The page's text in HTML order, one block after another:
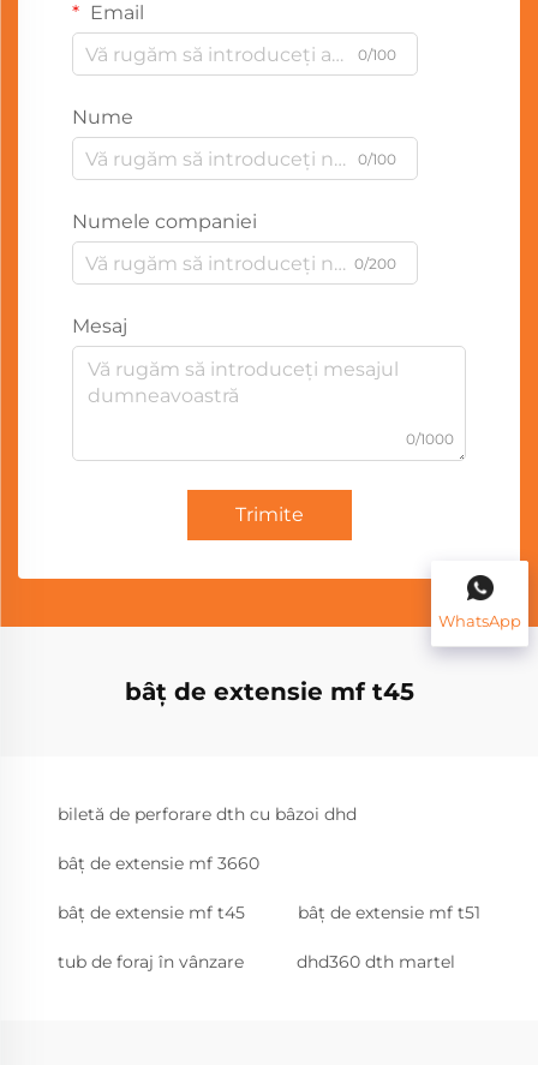
Email
0/100
Nume
0/100
Numele companiei
0/200
Mesaj
0/1000
Trimite
bâț de extensie mf t45
biletă de perforare dth cu bâzoi dhd
bâț de extensie mf 3660
bâț de extensie mf t45 bâț de extensie mf t51
tub de foraj în vânzare dhd360 dth martel
WhatsApp